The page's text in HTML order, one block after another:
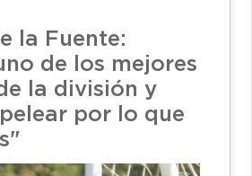
la Fuente:
de los mejores
la división y
por lo que